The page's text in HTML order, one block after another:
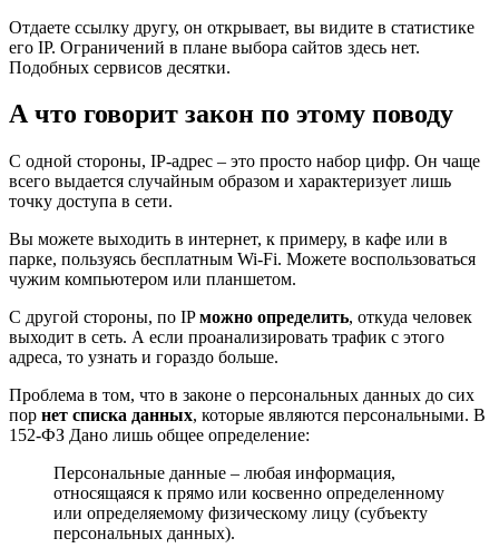
Отдаете ссылку другу, он открывает, вы видите в статистике
его IP. Ограничений в плане выбора сайтов здесь нет.
Подобных сервисов десятки.
А что говорит закон по этому поводу
С одной стороны, IP-адрес – это просто набор цифр. Он чаще
всего выдается случайным образом и характеризует лишь
точку доступа в сети.
Вы можете выходить в интернет, к примеру, в кафе или в
парке, пользуясь бесплатным Wi-Fi. Можете воспользоваться
чужим компьютером или планшетом.
С другой стороны, по IPможно определить, откуда человек
выходит в сеть. А если проанализировать трафик с этого
адреса, то узнать и гораздо больше.
Проблема в том, что в законе о персональных данных до сих
пор нет списка данных, которые являются персональными. В
152-ФЗ Дано лишь общее определение:
Персональные данные – любая информация,
относящаяся к прямо или косвенно определенному
или определяемому физическому лицу (субъекту
персональных данных).